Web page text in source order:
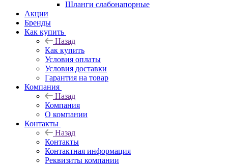
Шланги слабонапорные
Акции
Бренды
Как купить
Назад
Как купить
Условия оплаты
Условия доставки
Гарантия на товар
Компания
Назад
Компания
О компании
Контакты
Назад
Контакты
Контактная информация
Реквизиты компании